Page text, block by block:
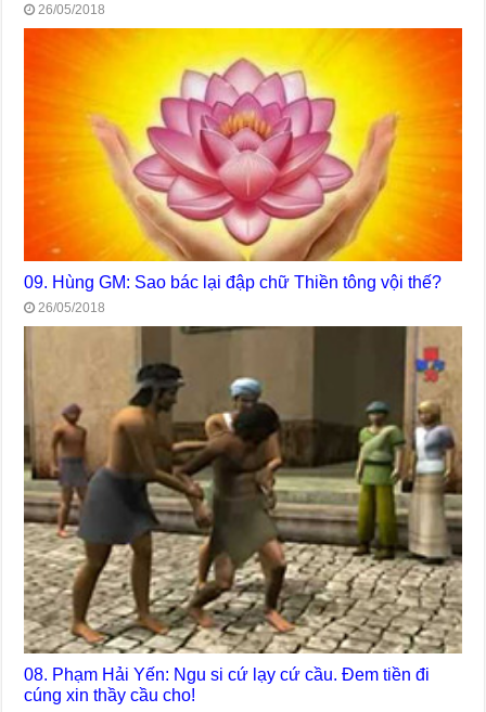
26/05/2018
09. Hùng GM: Sao bác lại đập chữ Thiền tông vội thế?
26/05/2018
08. Phạm Hải Yến: Ngu si cứ lạy cứ cầu. Đem tiền đi
cúng xin thầy cầu cho!